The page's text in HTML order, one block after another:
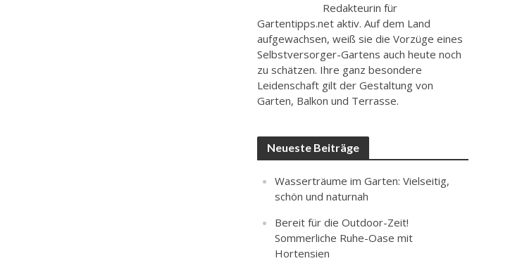
Redakteurin für
Gartentipps.net aktiv. Auf dem Land
aufgewachsen, weiß sie die Vorzüge eines
Selbstversorger-Gartens auch heute noch
zu schätzen. Ihre ganz besondere
Leidenschaft gilt der Gestaltung von
Garten, Balkon und Terrasse.
Neueste Beiträge
Wasserträume im Garten: Vielseitig,
schön und naturnah
Bereit für die Outdoor-Zeit!
Sommerliche Ruhe-Oase mit
Hortensien